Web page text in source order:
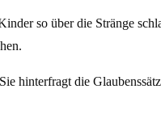
so über die Stränge
hinterfragt die